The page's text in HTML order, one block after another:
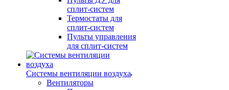
сплит-систем
Термостаты для
сплит-систем
Пульты управления
для сплит-систем
Системы вентиляции воздуха
Вентиляторы